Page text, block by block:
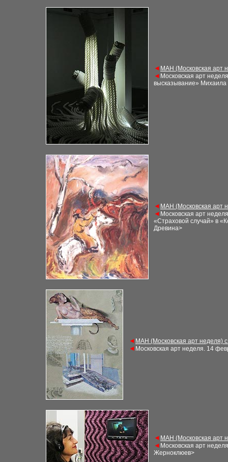
◄ МАН (Московская арт
◄ Московская арт неделя
высказывание»
◄ МАН (Московская арт
◄ Московская арт неделя
«Страховой случай» в
Древина>
◄ МАН (Московская арт неделя)
◄ Московская арт неделя. 14
◄ МАН (Московская арт
◄ Московская арт неделя
Жерноклюев>